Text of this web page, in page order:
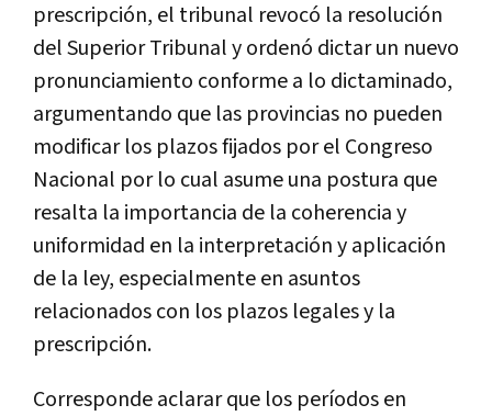
prescripción, el tribunal revocó la resolución
del Superior Tribunal y ordenó dictar un nuevo
pronunciamiento conforme a lo dictaminado,
argumentando que las provincias no pueden
modificar los plazos fijados por el Congreso
Nacional por lo cual asume una postura que
resalta la importancia de la coherencia y
uniformidad en la interpretación y aplicación
de la ley, especialmente en asuntos
relacionados con los plazos legales y la
prescripción.
Corresponde aclarar que los períodos en